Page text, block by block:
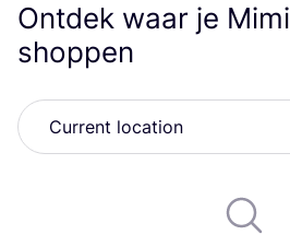
Ontdek waar je Mimi
shoppen